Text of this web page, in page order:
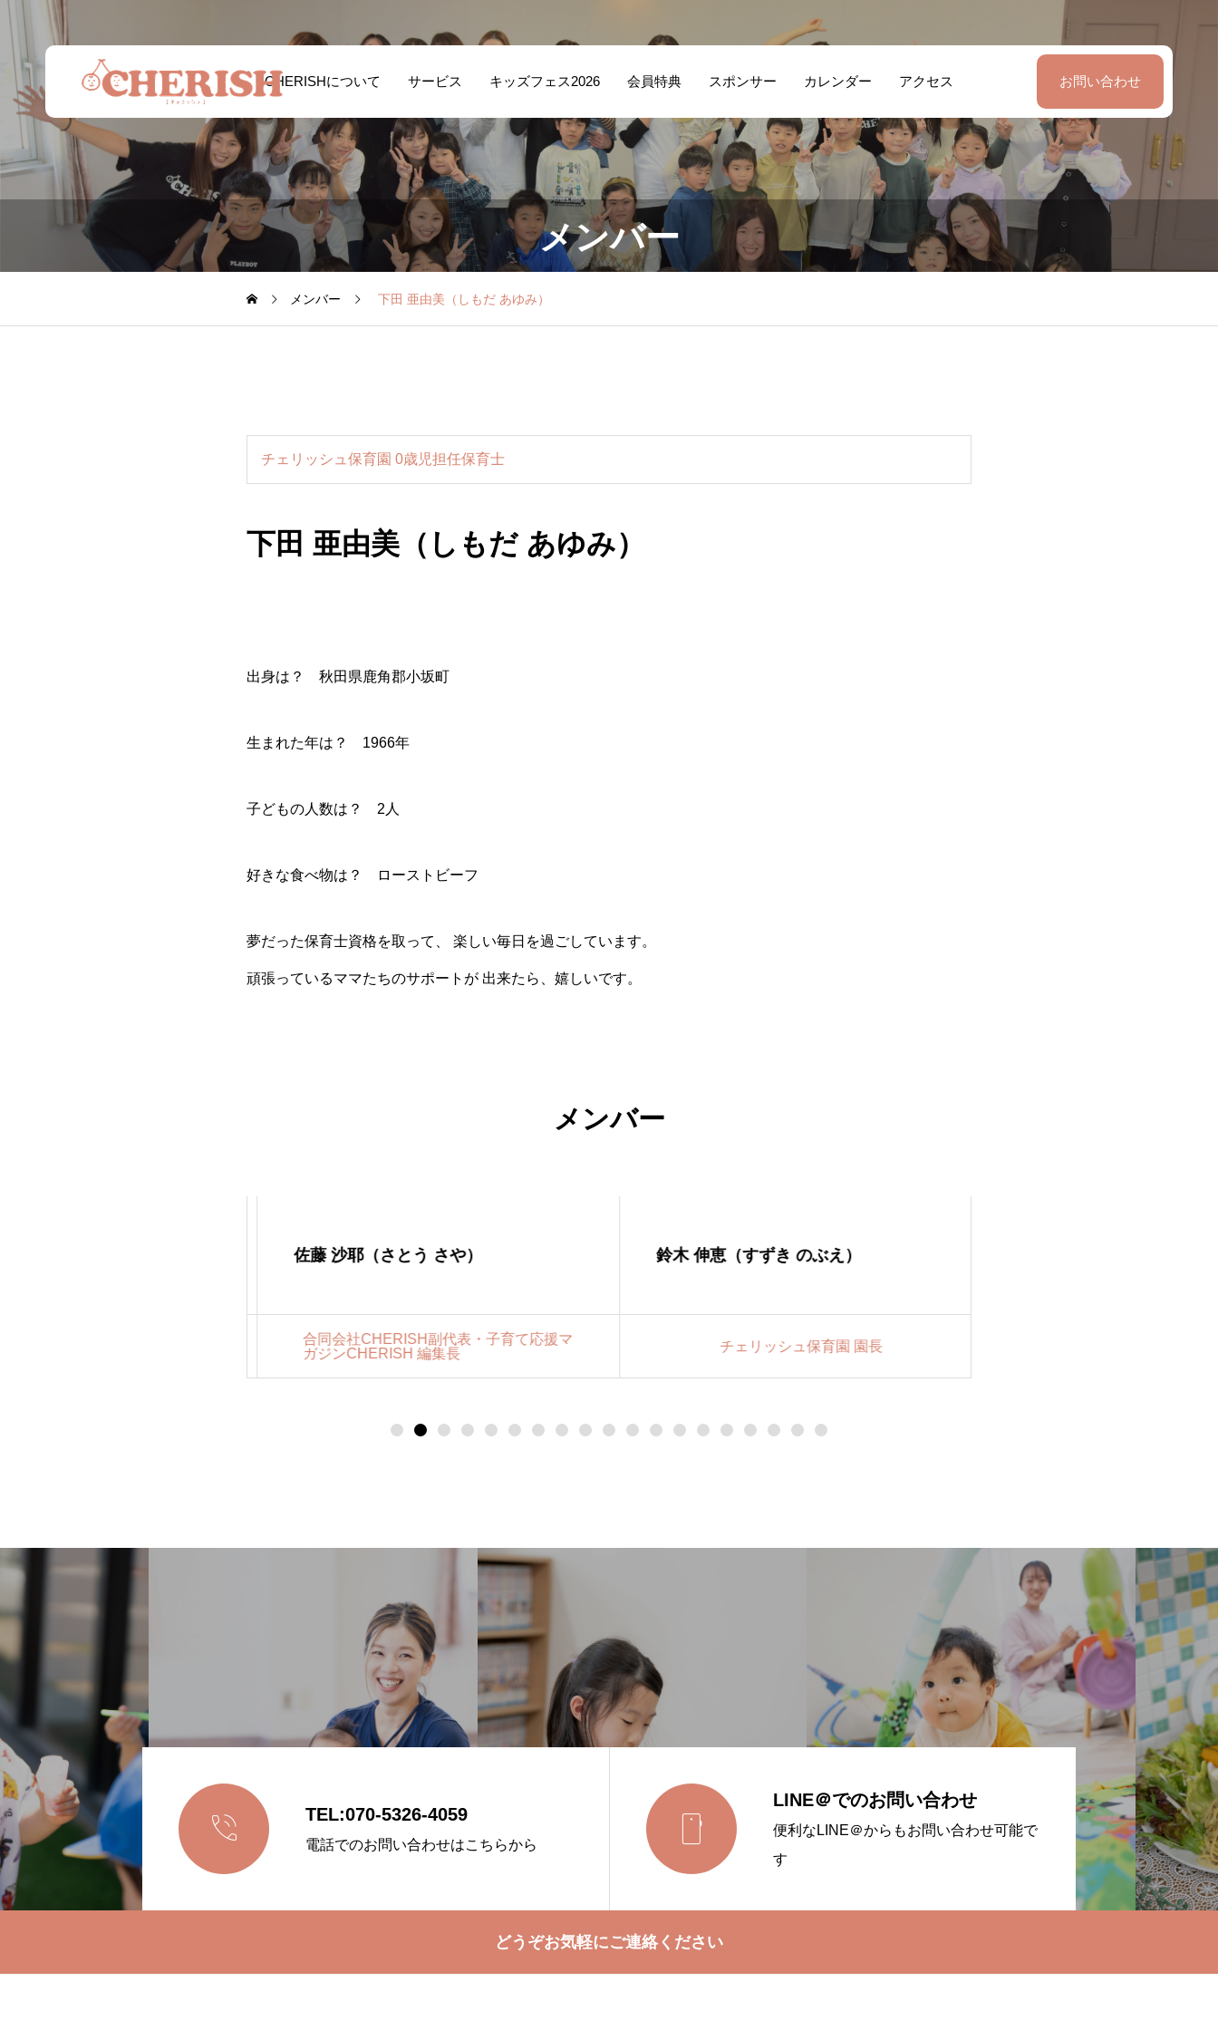
CHERISHについて サービス キッズフェス2026 会員特典 スポンサー カレンダー アクセス お問い合わせ
メンバー
メンバー 下田 亜由美（しもだ あゆみ）
チェリッシュ保育園 0歳児担任保育士
下田 亜由美（しもだ あゆみ）
出身は？ 秋田県鹿角郡小坂町
生まれた年は？ 1966年
子どもの人数は？ 2人
好きな食べ物は？ ローストビーフ
夢だった保育士資格を取って、 楽しい毎日を過ごしています。
頑張っているママたちのサポートが 出来たら、嬉しいです。
メンバー
佐藤 沙耶（さとう さや）
合同会社CHERISH副代表・子育て応援マ
ガジンCHERISH 編集長
鈴木 伸恵（すずき のぶえ）
チェリッシュ保育園 園長
 TEL:070-5326-4059
電話でのお問い合わせはこちらから 
LINE＠でのお問い合わせ
便利なLINE＠からもお問い合わせ可能で
す
どうぞお気軽にご連絡ください